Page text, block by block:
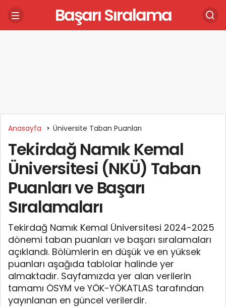
Başarı Sıralama
Anasayfa Üniversite Taban Puanları
Tekirdağ Namık Kemal
Üniversitesi (NKÜ) Taban
Puanları ve Başarı
Sıralamaları
Tekirdağ Namık Kemal Üniversitesi 2024-2025
dönemi taban puanları ve başarı sıralamaları
açıklandı. Bölümlerin en düşük ve en yüksek
puanları aşağıda tablolar halinde yer
almaktadır. Sayfamızda yer alan verilerin
tamamı ÖSYM ve YÖK-YÖKATLAS tarafından
yayınlanan en güncel verilerdir.